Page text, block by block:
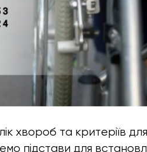
хвороб та критеріїв для
підстави для